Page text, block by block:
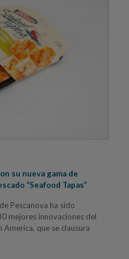
su nueva gama de
“Seafood Tapas”
Pescanova ha sido
mejores innovaciones del
que se clausura